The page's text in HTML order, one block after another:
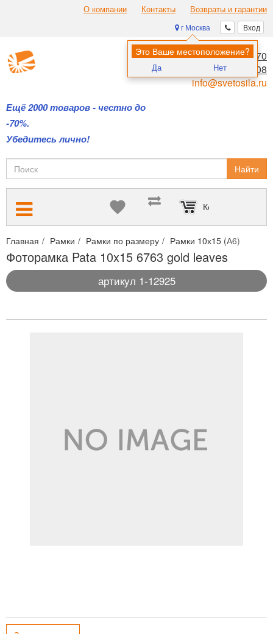
О компании Контакты Возвраты и гарантии
Вход
г Москва
Это Ваше местоположение?
Да Нет
Ещё 2000 товаров - честно до
-70%.
Убедитесь лично!
8 (495) 970-00-70
8 (800) 700-11-08
info@svetosila.ru
Найти
Корзина пуста
Главная Рамки Рамки по размеру Рамки 10х15 (А6)
Фоторамка Pata 10x15 6763 gold leaves
артикул 1-12925